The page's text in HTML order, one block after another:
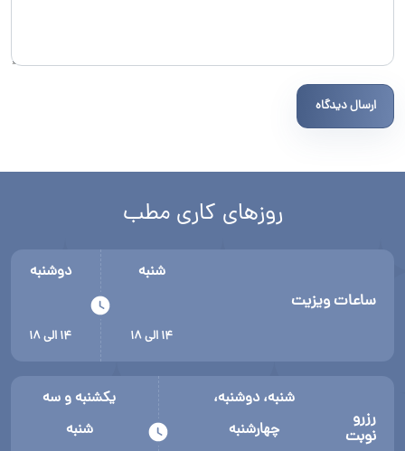
ارسال دیدگاه
روزهای کاری مطب
ساعات ویزیت
شنبه
۱۴ الی ۱۸
دوشنبه
۱۴ الی ۱۸
رزرو
نوبت
شنبه، دوشنبه،
چهارشنبه
یکشنبه و سه
شنبه